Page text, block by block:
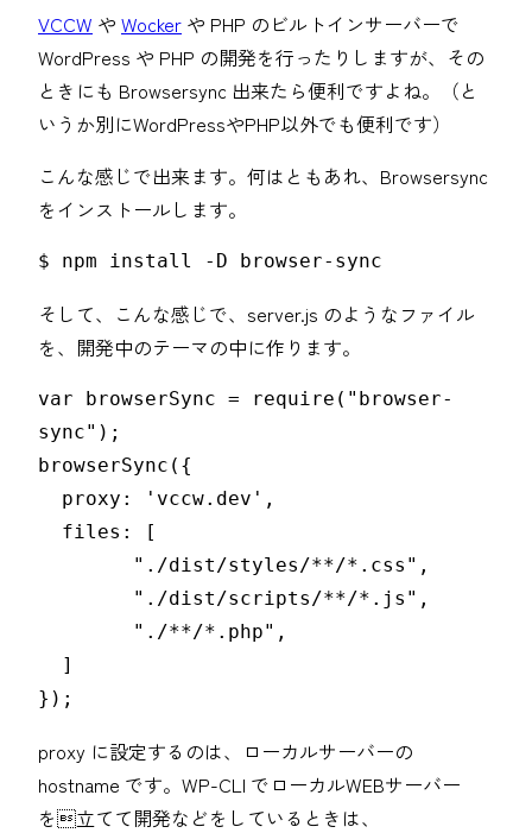
VCCW や Wocker や PHP のビルトインサーバーで
WordPress や PHP の開発を行ったりしますが、その
ときにも Browsersync 出来たら便利ですよね。（と
いうか別にWordPressやPHP以外でも便利です）
こんな感じで出来ます。何はともあれ、Browsersync
をインストールします。
$ npm install -D browser-sync
そして、こんな感じで、server.js のようなファイル
を、開発中のテーマの中に作ります。
var browserSync = require("browser-
sync");
browserSync({
});
proxy に設定するのは、ローカルサーバーの
hostname です。WP-CLI でローカルWEBサーバー
を立てて開発などをしているときは、